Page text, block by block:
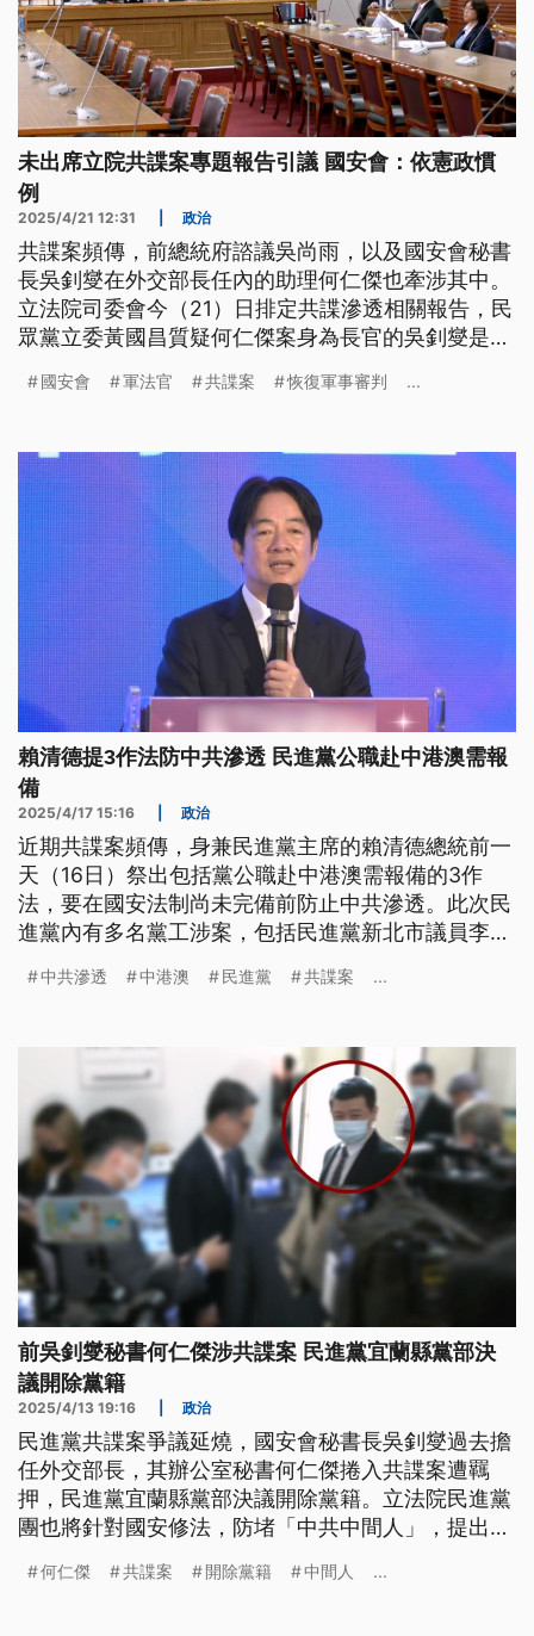
未出席立院共諜案專題報告引議 國安會：依憲政慣
例
2025/4/21 12:31 政治
共諜案頻傳，前總統府諮議吳尚雨，以及國安會秘書
長吳釗燮在外交部長任內的助理何仁傑也牽涉其中。
立法院司委會今（21）日排定共諜滲透相關報告，民
眾黨立委黃國昌質疑何仁傑案身為長官的吳釗燮是否
有證據就辦。只是國安會今日並未派人出席委員會、
國安會 軍法官 共諜案 恢復軍事審判 ...
賴清德提3作法防中共滲透 民進黨公職赴中港澳需報
備
2025/4/17 15:16 政治
近期共諜案頻傳，身兼民進黨主席的賴清德總統前一
天（16日）祭出包括黨公職赴中港澳需報備的3作
法，要在國安法制尚未完備前防止中共滲透。此次民
進黨內有多名黨工涉案，包括民進黨新北市議員李余
遭羈押禁見，由於2人羈押屆滿2個月，今（17）日由
中共滲透 中港澳 民進黨 共諜案 ...
前吳釗燮秘書何仁傑涉共諜案 民進黨宜蘭縣黨部決
議開除黨籍
2025/4/13 19:16 政治
民進黨共諜案爭議延燒，國安會秘書長吳釗燮過去擔
任外交部長，其辦公室秘書何仁傑捲入共諜案遭羈
押，民進黨宜蘭縣黨部決議開除黨籍。立法院民進黨
團也將針對國安修法，防堵「中共中間人」，提出立
評綠營才是中共同路人的大本營，要求吳釗燮下台負
何仁傑 共諜案 開除黨籍 中間人 ...